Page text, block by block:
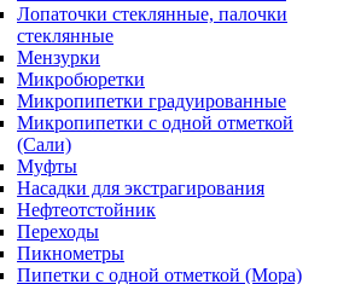
Лопаточки стеклянные, палочки
стеклянные
Мензурки
Микробюретки
Микропипетки градуированные
Микропипетки с одной отметкой
(Сали)
Муфты
Насадки для экстрагирования
Нефтеотстойник
Переходы
Пикнометры
Пипетки с одной отметкой (Мора)